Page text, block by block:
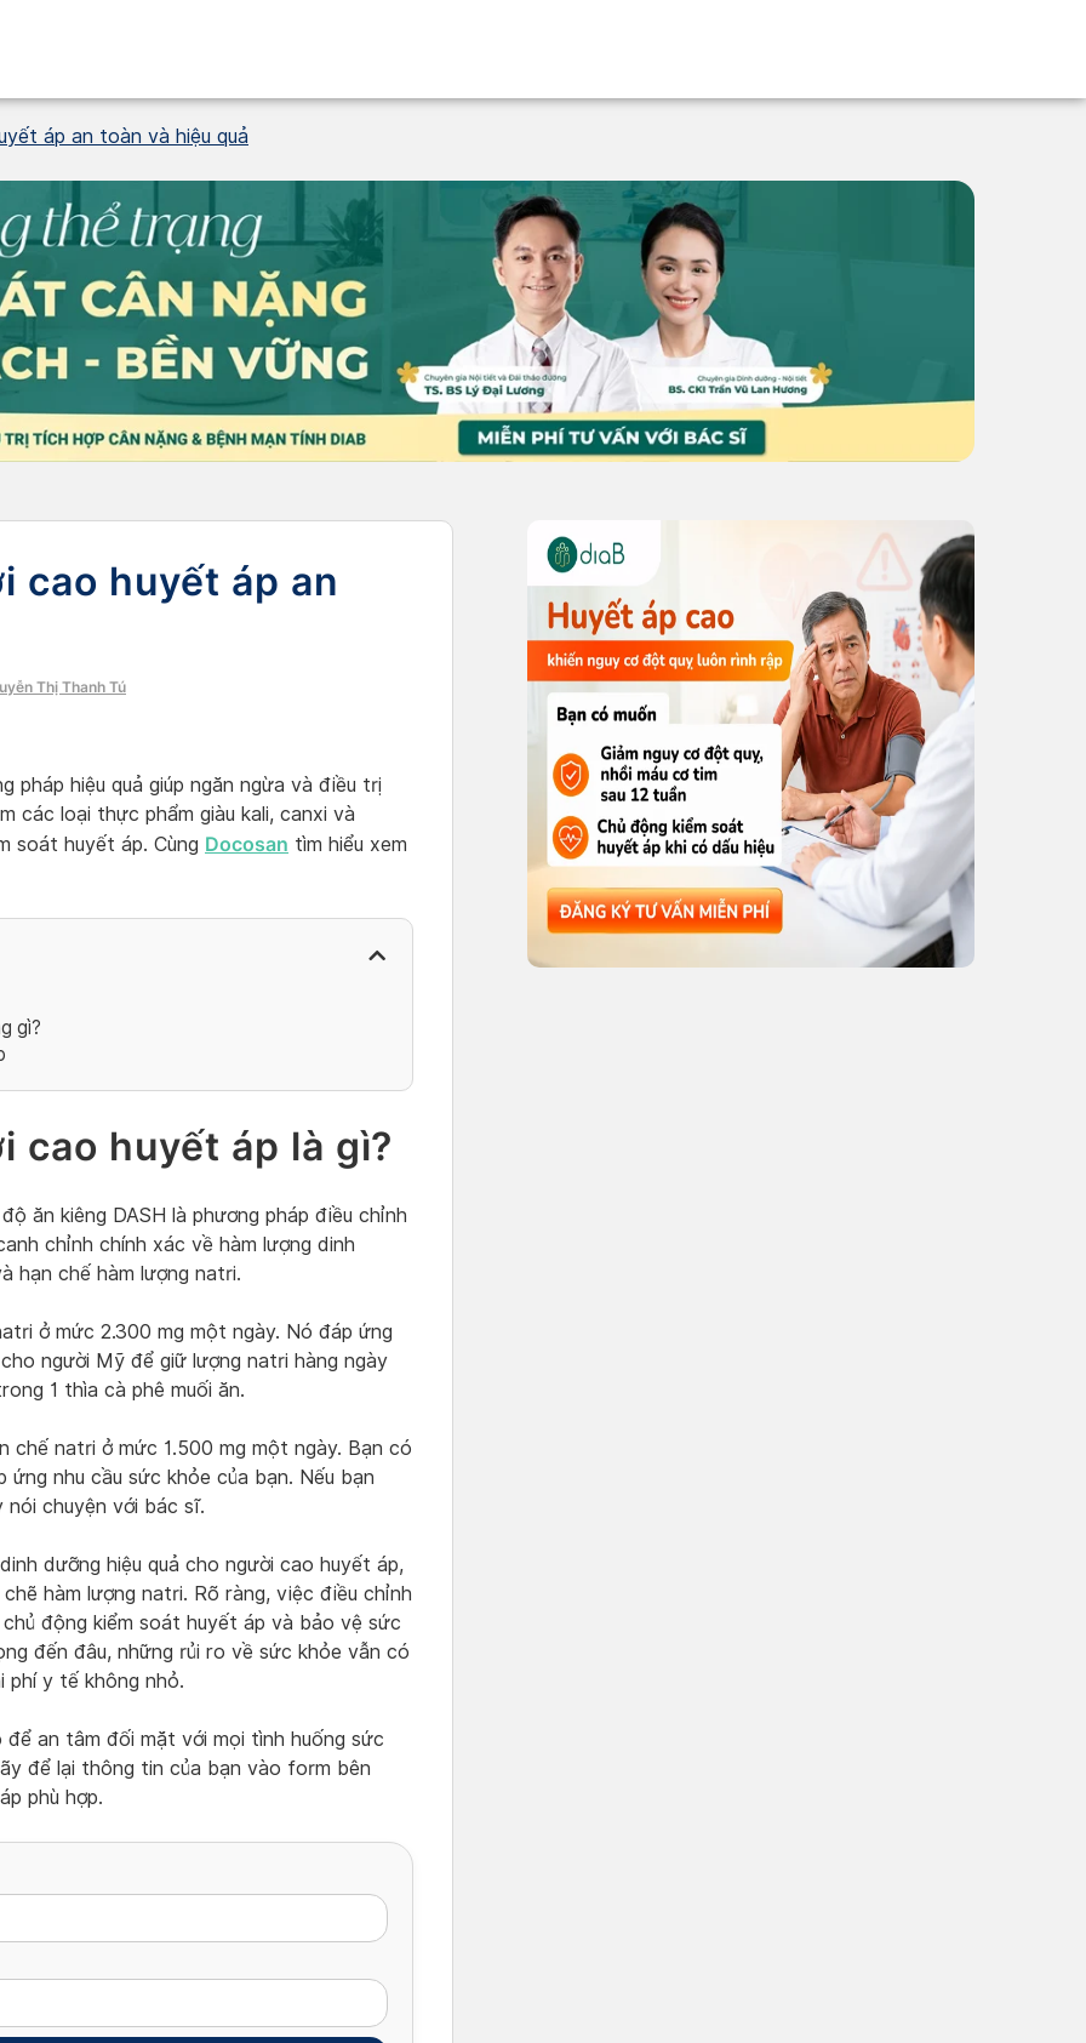
áp an toàn và hiệu quả
cao huyết áp an
Thị Thanh Tú
pháp hiệu quả giúp ngăn ngừa và điều trị
các loại thực phẩm giàu kali, canxi và
soát huyết áp. Cùng Docosan tìm hiểu xem
gì?
cao huyết áp là gì?
ăn kiêng DASH là phương pháp điều chỉnh
chỉnh chính xác về hàm lượng dinh
hạn chế hàm lượng natri.
ở mức 2.300 mg một ngày. Nó đáp ứng
người Mỹ để giữ lượng natri hàng ngày
1 thìa cà phê muối ăn.
chế natri ở mức 1.500 mg một ngày. Bạn có
nhu cầu sức khỏe của bạn. Nếu bạn
nói chuyện với bác sĩ.
dưỡng hiệu quả cho người cao huyết áp,
hàm lượng natri. Rõ ràng, việc điều chỉnh
động kiểm soát huyết áp và bảo vệ sức
đến đâu, những rủi ro về sức khỏe vẫn có
phí y tế không nhỏ.
an tâm đối mặt với mọi tình huống sức
để lại thông tin của bạn vào form bên
phù hợp.